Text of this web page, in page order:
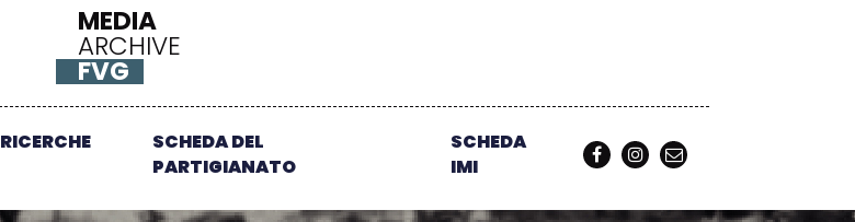
MEDIA
ARCHIVE
FVG
RICERCHE
SCHEDA DEL
PARTIGIANATO
SCHEDA
IMI